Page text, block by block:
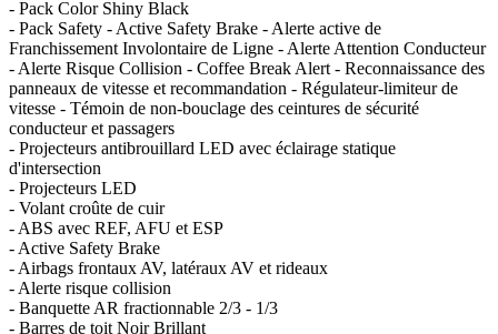
- Pack Color Shiny Black
- Pack Safety - Active Safety Brake - Alerte active de
Franchissement Involontaire de Ligne - Alerte Attention Conducteur
- Alerte Risque Collision - Coffee Break Alert - Reconnaissance des
panneaux de vitesse et recommandation - Régulateur-limiteur de
vitesse - Témoin de non-bouclage des ceintures de sécurité
conducteur et passagers
- Projecteurs antibrouillard LED avec éclairage statique
d'intersection
- Projecteurs LED
- Volant croûte de cuir
- ABS avec REF, AFU et ESP
- Active Safety Brake
- Airbags frontaux AV, latéraux AV et rideaux
- Alerte risque collision
- Banquette AR fractionnable 2/3 - 1/3
- Barres de toit Noir Brillant